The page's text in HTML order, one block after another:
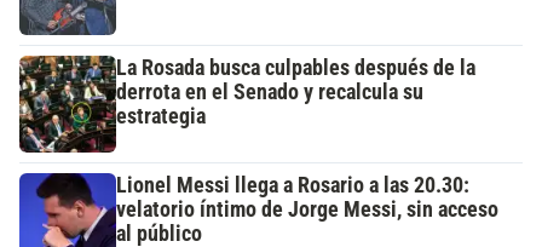
La Rosada busca culpables después de la
derrota en el Senado y recalcula su
estrategia
Lionel Messi llega a Rosario a las 20.30:
velatorio íntimo de Jorge Messi, sin acceso
al público